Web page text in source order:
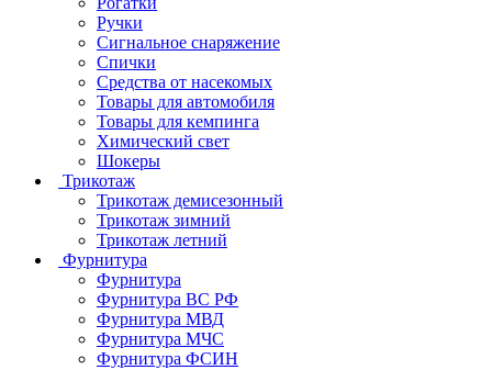
Ручки
Сигнальное снаряжение
Спички
Средства от насекомых
Товары для автомобиля
Товары для кемпинга
Химический свет
Шокеры
Трикотаж
Трикотаж демисезонный
Трикотаж зимний
Трикотаж летний
Фурнитура
Фурнитура
Фурнитура ВС РФ
Фурнитура МВД
Фурнитура МЧС
Фурнитура ФСИН